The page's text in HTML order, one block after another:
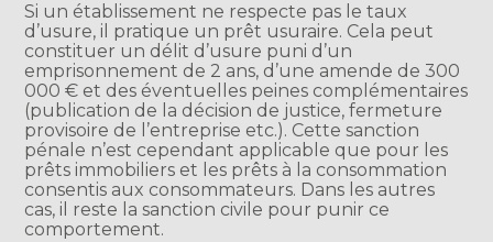
Si un établissement ne respecte pas le taux
d’usure, il pratique un prêt usuraire. Cela peut
constituer un délit d’usure puni d’un
emprisonnement de 2 ans, d’une amende de 300
000 € et des éventuelles peines complémentaires
(publication de la décision de justice, fermeture
provisoire de l’entreprise etc.). Cette sanction
pénale n’est cependant applicable que pour les
prêts immobiliers et les prêts à la consommation
consentis aux consommateurs. Dans les autres
cas, il reste la sanction civile pour punir ce
comportement.